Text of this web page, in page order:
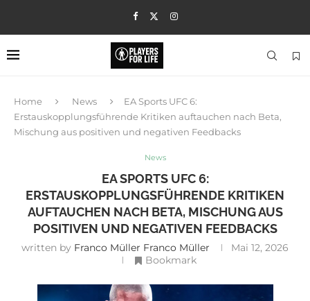
Home News
EA Sports UFC 6:
Erstauskopplungsführende Kritiken auftauchen nach Beta,
Mischung aus positiven und negativen Feedbacks
News
EA SPORTS UFC 6:
ERSTAUSKOPPLUNGSFÜHRENDE KRITIKEN
AUFTAUCHEN NACH BETA, MISCHUNG AUS
POSITIVEN UND NEGATIVEN FEEDBACKS
written by Franco Müller Franco Müller
Mai 12, 2026
Bookmark